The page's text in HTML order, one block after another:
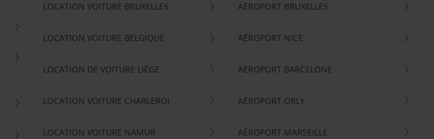
LOCATION VOITURE BRUXELLES
LOCATION VOITURE BELGIQUE
LOCATION DE VOITURE LIÈGE
LOCATION VOITURE CHARLEROI
LOCATION VOITURE NAMUR
AÉROPORT BRUXELLES
AÉROPORT NICE
AÉROPORT BARCELONE
AÉROPORT ORLY
AÉROPORT MARSEILLE